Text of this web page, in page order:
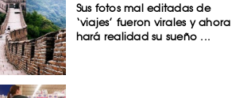
Sus fotos mal editadas de
‘viajes’ fueron virales y ahora
hará realidad su sueño ...